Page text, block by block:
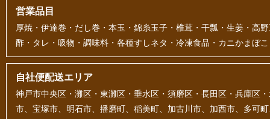
営業品目
厚焼・伊達巻・だし巻・本玉・錦糸玉子・椎茸・干瓢・生姜・高
酢・タレ・吸物・調味料・各種すしネタ・冷凍食品・カニかまぼ
自社便配送エリア
神戸市中央区・灘区・東灘区・垂水区・須磨区・長田区・兵庫区
市、宝塚市、明石市、播磨町、稲美町、加古川市、加西市、多可